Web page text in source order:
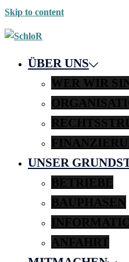
Skip to content
ÜBER UNS
WER WIR
UNSER
BETRIEBE
BAUPHASEN
ANFAHRT